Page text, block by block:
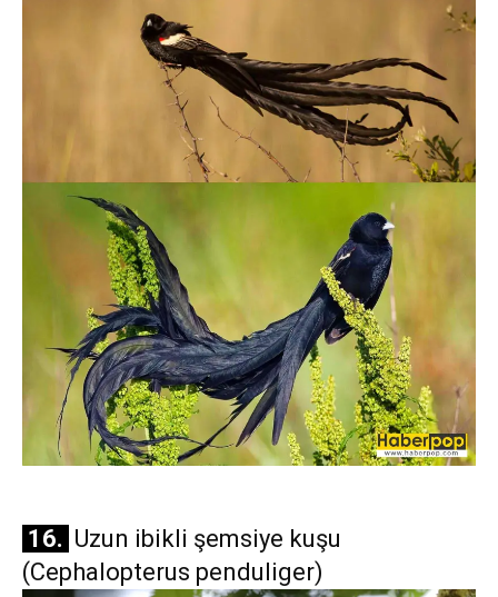
16. Uzun ibikli şemsiye kuşu
(Cephalopterus penduliger)